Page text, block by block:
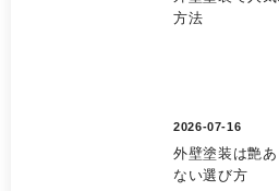
方法
2026-07-16
外壁塗装は艶
ない選び方